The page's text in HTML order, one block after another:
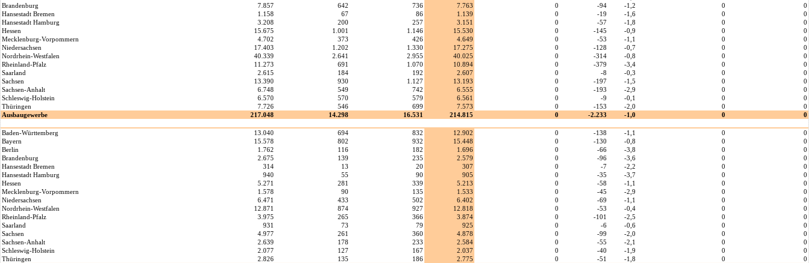
Brandenburg
7.857 642 736 7.763 0 -94 -1,2 0
0
Hansestadt Bremen
1.158 67 86 1.139 0 -19 -1,6 0
0
Hansestadt Hamburg
3.208 200 257 3.151 0 -57 -1,8 0
0
Hessen
15.675 1.001 1.146 15.530 0 -145 -0,9 0
0
Mecklenburg-Vorpommern
4.702 373 426 4.649 0 -53 -1,1 0
0
Niedersachsen
17.403 1.202 1.330 17.275 0 -128 -0,7 0
0
Nordrhein-Westfalen
40.339 2.641 2.955 40.025 0 -314 -0,8 0
0
Rheinland-Pfalz
11.273 691 1.070 10.894 0 -379 -3,4 0
0
Saarland
2.615 184 192 2.607 0 -8 -0,3 0
0
Sachsen
13.390 930 1.127 13.193 0 -197 -1,5 0
0
Sachsen-Anhalt
6.748 549 742 6.555 0 -193 -2,9 0
0
Schleswig-Holstein
6.570 570 579 6.561 0 -9 -0,1 0
0
Thüringen
7.726 546 699 7.573 0 -153 -2,0 0
0
Ausbaugewerbe
217.048 14.298 16.531 214.815 0 -2.233 -1,0 0 0
Baden-Württemberg 13.040 694 832 12.902 0 -138 -1,1 0
0
Bayern
15.578 802 932 15.448 0 -130 -0,8 0
0
Berlin
1.762 116 182 1.696 0 -66 -3,8 0
0
Brandenburg
2.675 139 235 2.579 0 -96 -3,6 0
0
Hansestadt Bremen
314 13 20 307 0 -7 -2,2 0
0
Hansestadt Hamburg
940 55 90 905 0 -35 -3,7 0
0
Hessen
5.271 281 339 5.213 0 -58 -1,1 0
0
Mecklenburg-Vorpommern
1.578 90 135 1.533 0 -45 -2,9 0
0
Niedersachsen
6.471 433 502 6.402 0 -69 -1,1 0
0
Nordrhein-Westfalen
12.871 874 927 12.818 0 -53 -0,4 0
0
Rheinland-Pfalz
3.975 265 366 3.874 0 -101 -2,5 0
0
Saarland
931 73 79 925 0 -6 -0,6 0
0
Sachsen
4.977 261 360 4.878 0 -99 -2,0 0
0
Sachsen-Anhalt
2.639 178 233 2.584 0 -55 -2,1 0
0
Schleswig-Holstein
2.077 127 167 2.037 0 -40 -1,9 0
0
Thüringen
2.826 135 186 2.775 0 -51 -1,8 0
0